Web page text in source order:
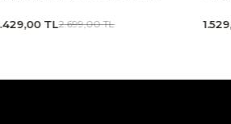
1.529,00 TL